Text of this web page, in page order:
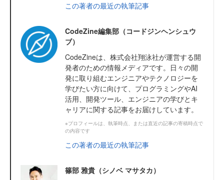
この著者の最近の執筆記事
CodeZine編集部（コードジンヘンシュウ
ブ）
CodeZineは、株式会社翔泳社が運営する開
発者のための情報メディアです。日々の開
発に取り組むエンジニアやテクノロジーを
学びたい方に向けて、プログラミングやAI
活用、開発ツール、エンジニアの学びとキ
ャリアに関する記事をお届けしています。
※プロフィールは、執筆時点、または直近の記事の寄稿時点で
の内容です
この著者の最近の執筆記事
篠部 雅貴（シノベ マサタカ）